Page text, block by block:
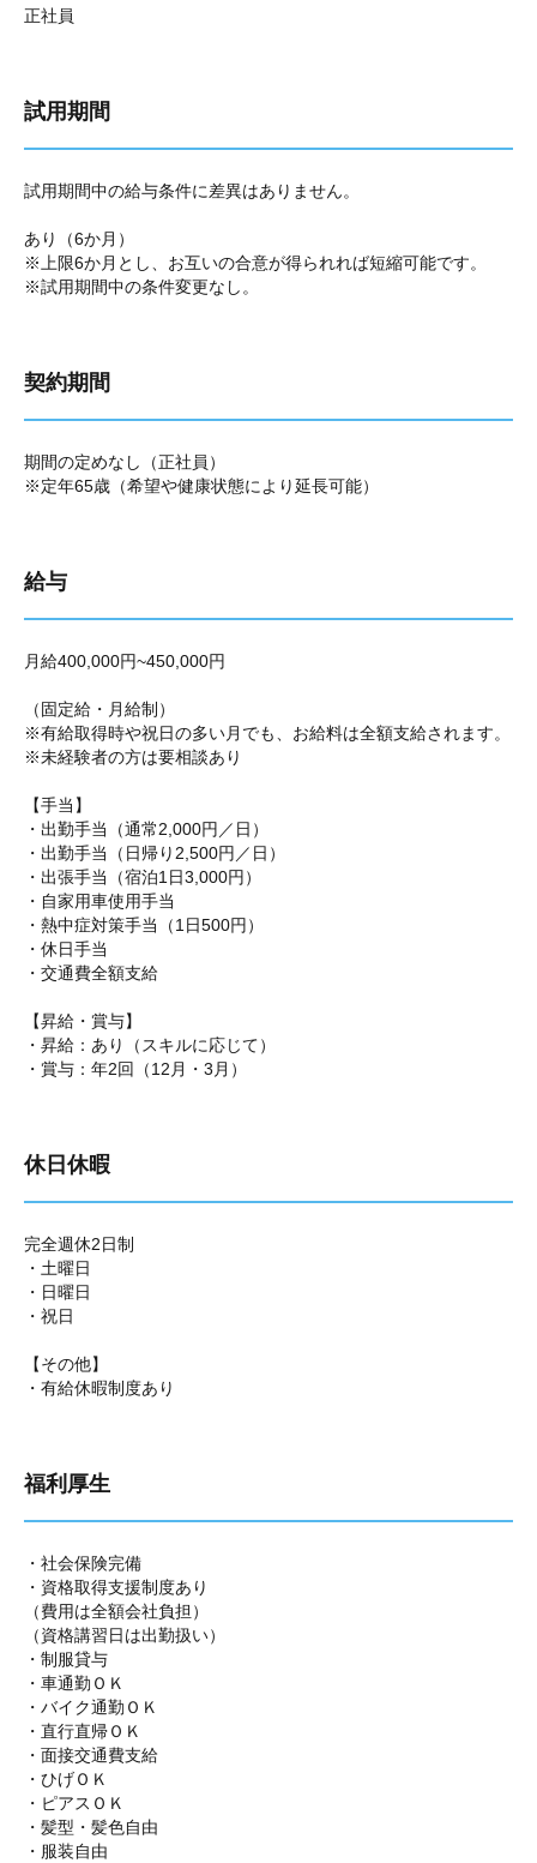
正社員
試用期間
試用期間中の給与条件に差異はありません。
あり（6か月）
※上限6か月とし、お互いの合意が得られれば短縮可能です。
※試用期間中の条件変更なし。
契約期間
期間の定めなし（正社員）
※定年65歳（希望や健康状態により延長可能）
給与
月給400,000円~450,000円
（固定給・月給制）
※有給取得時や祝日の多い月でも、お給料は全額支給されます。
※未経験者の方は要相談あり
【手当】
・出勤手当（通常2,000円／日）
・出勤手当（日帰り2,500円／日）
・出張手当（宿泊1日3,000円）
・自家用車使用手当
・熱中症対策手当（1日500円）
・休日手当
・交通費全額支給
【昇給・賞与】
・昇給：あり（スキルに応じて）
・賞与：年2回（12月・3月）
休日休暇
完全週休2日制
・土曜日
・日曜日
・祝日
【その他】
・有給休暇制度あり
福利厚生
・社会保険完備
・資格取得支援制度あり
（費用は全額会社負担）
（資格講習日は出勤扱い）
・制服貸与
・車通勤ＯＫ
・バイク通勤ＯＫ
・直行直帰ＯＫ
・面接交通費支給
・ひげＯＫ
・ピアスＯＫ
・髪型・髪色自由
・服装自由